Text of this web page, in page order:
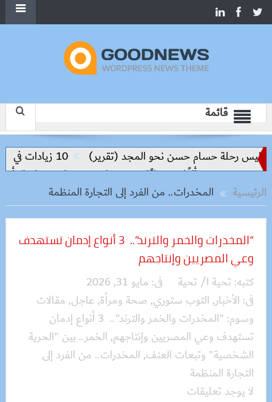
قائمة
رحلة حسام حسن نحو المجد (تقرير)
10 زيادات في 10 سنوات.. هل حان الوقت لرفع دعم البنزين نهائيا؟
و500 كيلو
حملات بيطرية
الرئيسية
المخدرات.. من الفرد إلى التجارة المنظمة
“المخدرات والخمر والترند”.. 3 أنواع إدمان تستهدف
وعي المصريين وإنتاجهم
كتبه: تحية ا/ تحية فى: مايو 31, 2026
فى: الأخبار, التوب ستوري, صحة ومرأة, عاجل, مقالات
وسوم:
"المخدرات والخمر والترند".. 3 أنواع إدمان
تستهدف وعي المصريين وإنتاجهم, الخمر.. بين "الحرية
الشخصية" وتبعات العنف, المخدرات.. من الفرد إلى
التجارة المنظمة
لا يوجد تعليقات